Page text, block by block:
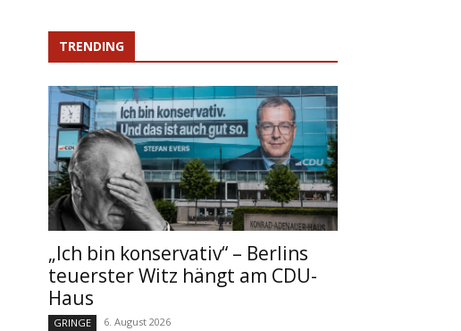
TRENDING
„Ich bin konservativ“ – Berlins
teuerster Witz hängt am CDU-
Haus
GRINGE 6. August 2026